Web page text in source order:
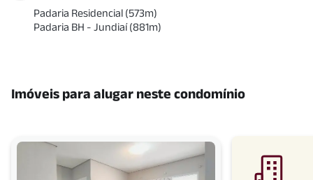
Padaria Residencial (573m)
Padaria BH - Jundiaí(881m)
Imóveis para alugar neste condomínio